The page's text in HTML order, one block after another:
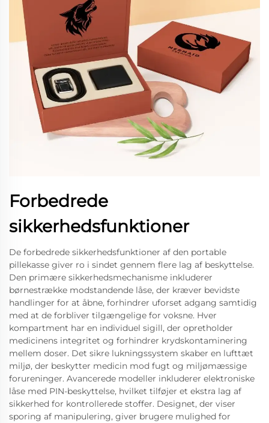
Forbedrede
sikkerhedsfunktioner
De forbedrede sikkerhedsfunktioner af den portable
pillekasse giver ro i sindet gennem flere lag af beskyttelse.
Den primære sikkerhedsmechanisme inkluderer
børnestrække modstandende låse, der kræver bevidste
handlinger for at åbne, forhindrer uforset adgang samtidig
med at de forbliver tilgængelige for voksne. Hver
kompartment har en individuel sigill, der opretholder
medicinens integritet og forhindrer krydskontaminering
mellem doser. Det sikre lukningssystem skaber en lufttæt
miljø, der beskytter medicin mod fugt og miljømæssige
forureninger. Avancerede modeller inkluderer elektroniske
låse med PIN-beskyttelse, hvilket tilføjer et ekstra lag af
sikkerhed for kontrollerede stoffer. Designet, der viser
sporing af manipulering, giver brugere mulighed for